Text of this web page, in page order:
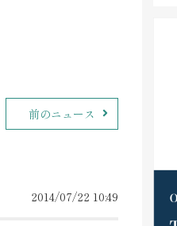
前のニュース
2014/07/22 10:49